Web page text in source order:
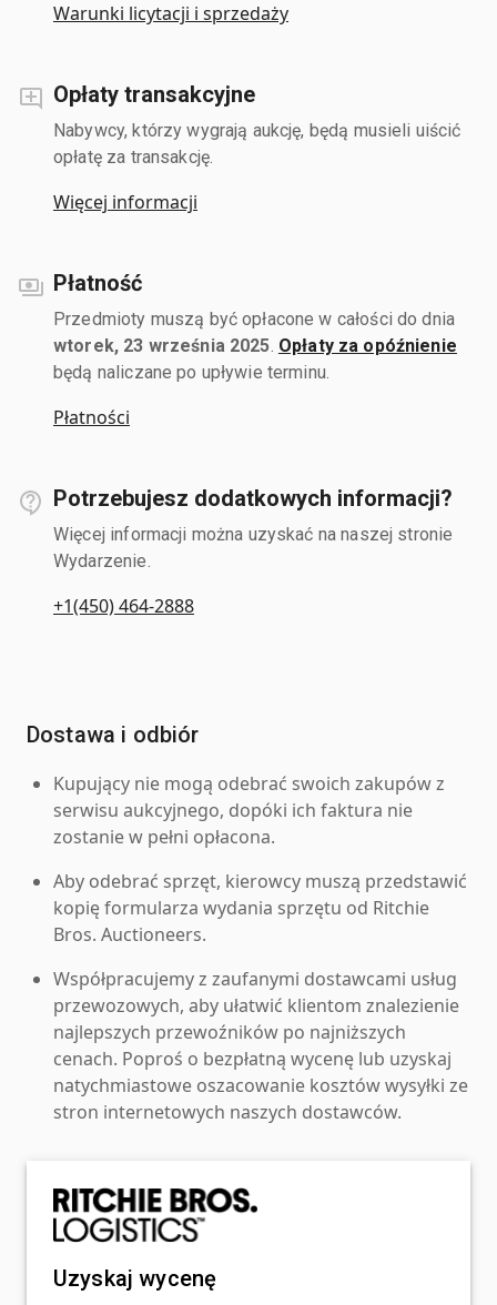
Warunki licytacji i sprzedaży
Opłaty transakcyjne
Nabywcy, którzy wygrają aukcję, będą musieli uiścić
opłatę za transakcję.
Więcej informacji
Płatność
Przedmioty muszą być opłacone w całości do dnia
wtorek, 23 września 2025 Opłaty za opóźnienie
będą naliczane po upływie terminu.
Płatności
Potrzebujesz dodatkowych informacji?
Więcej informacji można uzyskać na naszej stronie
Wydarzenie.
+1(450) 464-2888
Dostawa i odbiór
Kupujący nie mogą odebrać swoich zakupów z
serwisu aukcyjnego, dopóki ich faktura nie
zostanie w pełni opłacona.
Aby odebrać sprzęt, kierowcy muszą przedstawić
kopię formularza wydania sprzętu od Ritchie
Bros. Auctioneers.
Współpracujemy z zaufanymi dostawcami usług
przewozowych, aby ułatwić klientom znalezienie
najlepszych przewoźników po najniższych
cenach. Poproś o bezpłatną wycenę lub uzyskaj
natychmiastowe oszacowanie kosztów wysyłki ze
stron internetowych naszych dostawców.
Uzyskaj wycenę